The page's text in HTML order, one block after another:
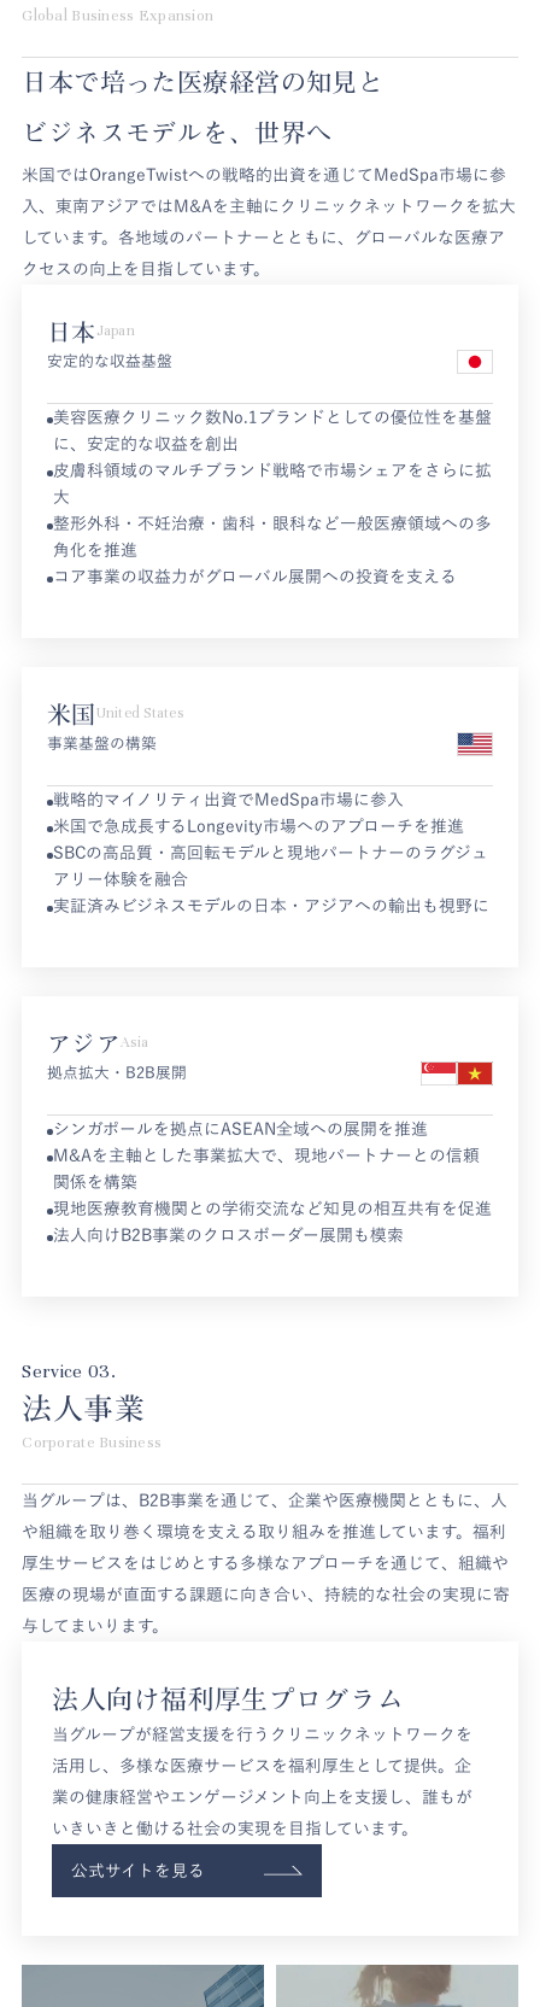
Global Business Expansion
日本で培った医療経営の知見と
ビジネスモデルを、世界へ
米国ではOrangeTwistへの戦略的出資を通じてMedSpa市場に参
入、東南アジアではM&Aを主軸にクリニックネットワークを拡大
しています。各地域のパートナーとともに、グローバルな医療ア
クセスの向上を目指しています。
日本 Japan
安定的な収益基盤
美容医療クリニック数No.1ブランドとしての優位性を基盤
に、安定的な収益を創出
皮膚科領域のマルチブランド戦略で市場シェアをさらに拡
大
整形外科・不妊治療・歯科・眼科など一般医療領域への多
角化を推進
コア事業の収益力がグローバル展開への投資を支える
米国United States
事業基盤の構築
戦略的マイノリティ出資でMedSpa市場に参入
米国で急成長するLongevity市場へのアプローチを推進
SBCの高品質・高回転モデルと現地パートナーのラグジュ
アリー体験を融合
実証済みビジネスモデルの日本・アジアへの輸出も視野に
アジアAsia
拠点拡大・B2B展開
シンガポールを拠点にASEAN全域への展開を推進
M&Aを主軸とした事業拡大で、現地パートナーとの信頼
関係を構築
現地医療教育機関との学術交流など知見の相互共有を促進
法人向けB2B事業のクロスボーダー展開も模索
Service 03.
法人事業
Corporate Business
当グループは、B2B事業を通じて、企業や医療機関とともに、人
や組織を取り巻く環境を支える取り組みを推進しています。福利
厚生サービスをはじめとする多様なアプローチを通じて、組織や
医療の現場が直面する課題に向き合い、持続的な社会の実現に寄
与してまいります。
法人向け福利厚生プログラム
当グループが経営支援を行うクリニックネットワークを
活用し、多様な医療サービスを福利厚生として提供。企
業の健康経営やエンゲージメント向上を支援し、誰もが
いきいきと働ける社会の実現を目指しています。
公式サイトを見る